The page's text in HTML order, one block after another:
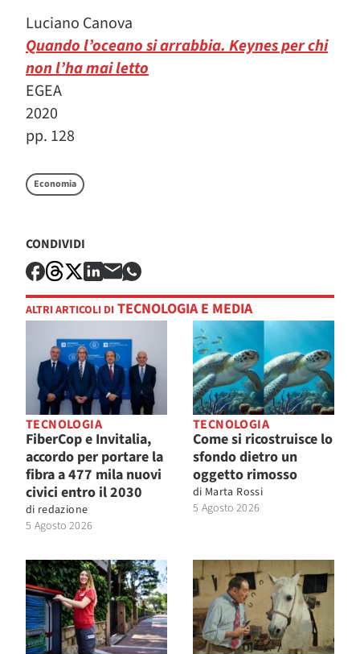
Luciano Canova
Quando l’oceano si arrabbia. Keynes per chi
non l’ha mai letto
EGEA
2020
pp. 128
Economia
CONDIVIDI
ALTRI ARTICOLI DI TECNOLOGIA E MEDIA
TECNOLOGIA
FiberCop e Invitalia,
accordo per portare la
fibra a 477 mila nuovi
civici entro il 2030
di redazione
5 Agosto 2026
TECNOLOGIA
Come si ricostruisce lo
sfondo dietro un
oggetto rimosso
di Marta Rossi
5 Agosto 2026